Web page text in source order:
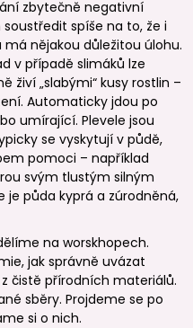
zbytečně negativní
spíše na to, že i
nějakou důležitou úlohu.
v případě slimáků lze
živí „slabými“ kusy rostlin –
Automaticky jdou po
umírající. Plevele jsou
se vyskytují v půdě,
pomoci – například
svým tlustým silným
je půda kyprá a zúrodněná,
na worskhopech.
jak správně uvázat
čistě přírodních materiálů.
sběry. Projdeme se po
si o nich.